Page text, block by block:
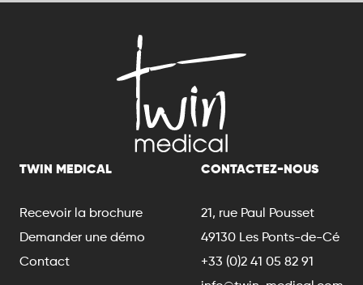
TWIN MEDICAL
Recevoir la brochure
Demander une démo
Contact
CONTACTEZ-NOUS
21, rue Paul Pousset
49130 Les Ponts-de-Cé
+33 (0)2 41 05 82 91